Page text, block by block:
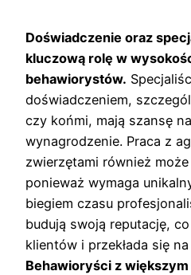
Doświadczenie oraz
kluczową rolę w
behawiorystów.
doświadczeniem,
czy końmi, mają szansę
wynagrodzenie. Praca z
zwierzętami również
ponieważ wymaga
biegiem czasu
budują swoją reputację,
klientów i przekłada się
Behawioryści z